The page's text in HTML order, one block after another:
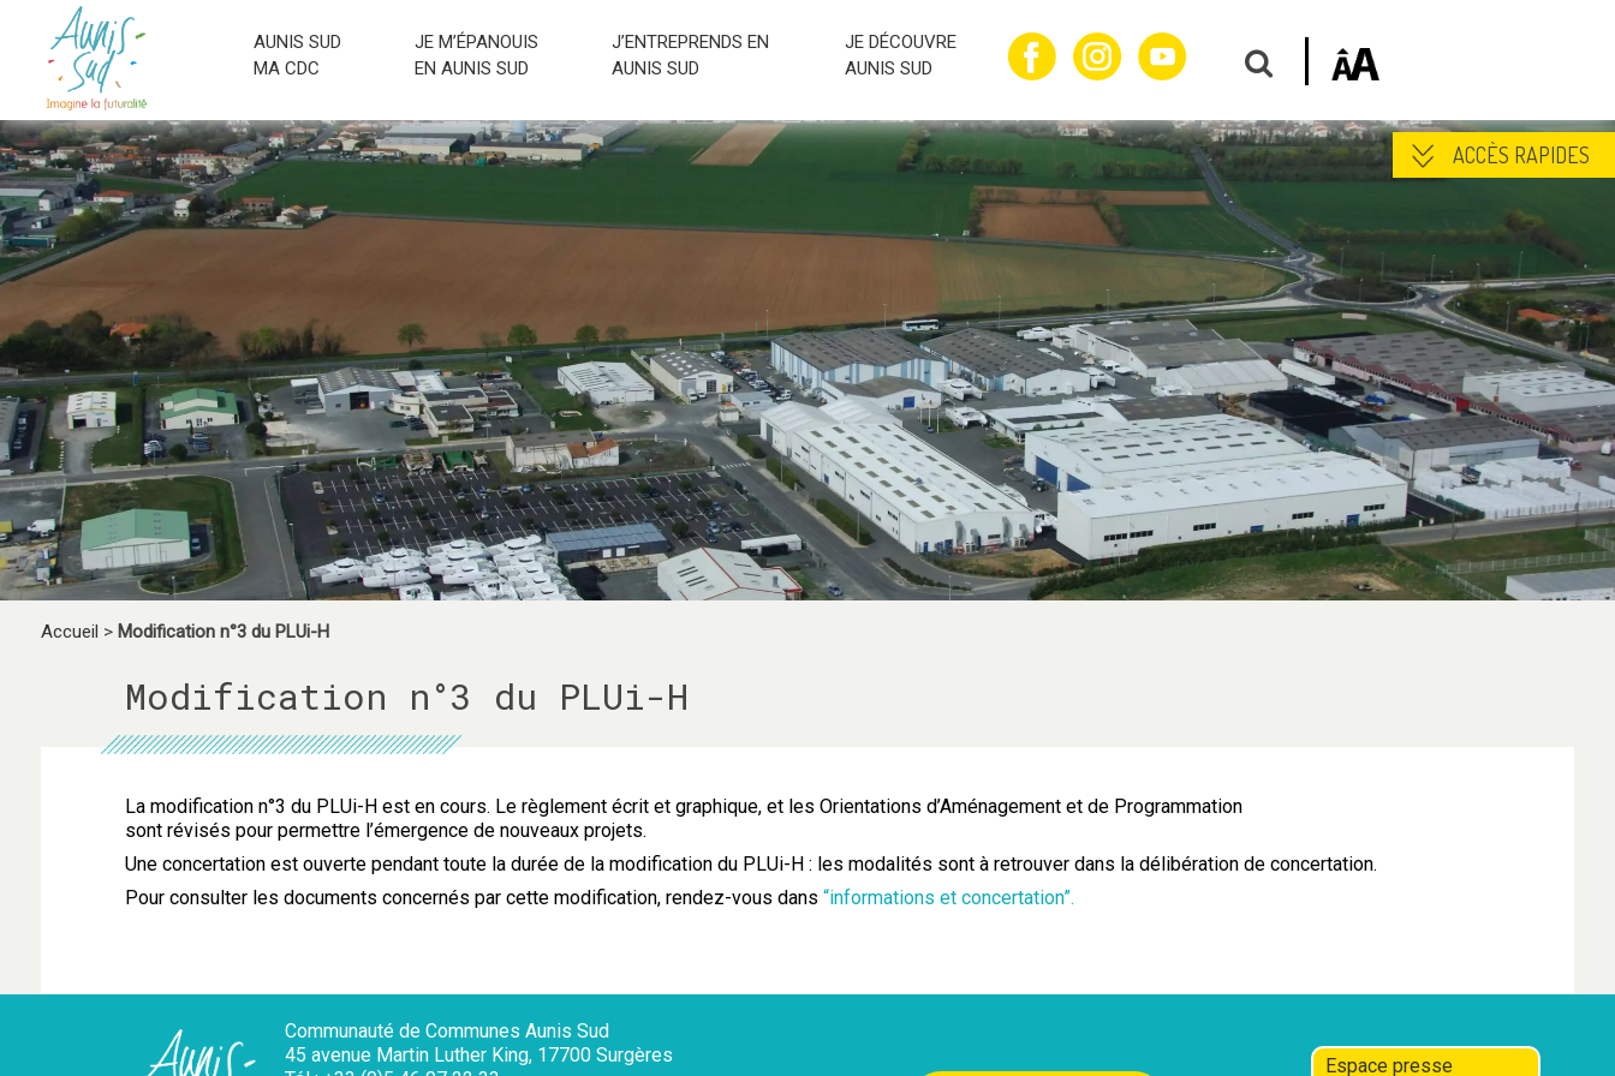
AUNIS SUD
MA CDC
JE M’ÉPANOUIS
EN AUNIS SUD
J’ENTREPRENDS EN
AUNIS SUD
JE DÉCOUVRE
AUNIS SUD
Accueil > Modification n°3 du PLUi-H
Modification n°3 du PLUi-H
La modification n°3 du PLUi-H est en cours. Le règlement écrit et graphique, et les Orientations d’Aménagement et de Programmation
sont révisés pour permettre l’émergence de nouveaux projets.
Une concertation est ouverte pendant toute la durée de la modification du PLUi-H : les modalités sont à retrouver dans la délibération de concertation.
Pour consulter les documents concernés par cette modification, rendez-vous dans “informations et concertation”.
Communauté de Communes Aunis Sud
45 avenue Martin Luther King, 17700 Surgères
Espace presse